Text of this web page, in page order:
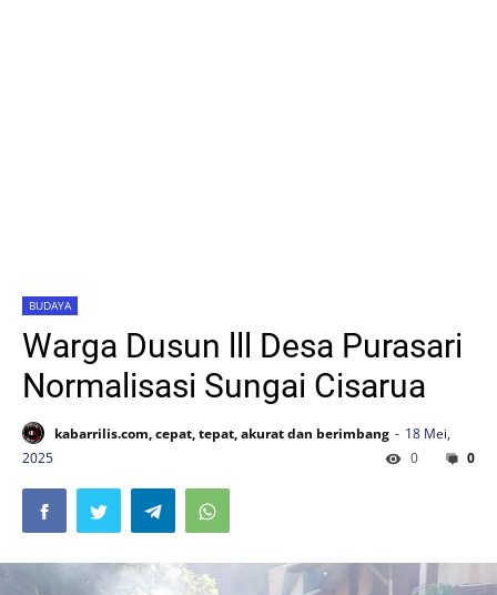
BUDAYA
Warga Dusun lll Desa Purasari
Normalisasi Sungai Cisarua
kabarrilis.com, cepat, tepat, akurat dan berimbang
18 Mei,
2025
0
0